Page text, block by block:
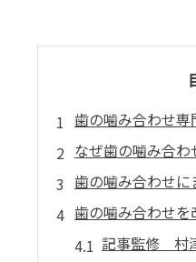
歯の噛み合わせ専
なぜ歯の噛み合わ
歯の噛み合わせに
歯の噛み合わせを
記事監修 村